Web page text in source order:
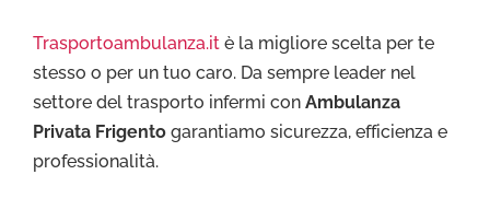
Trasportoambulanza.it è la migliore scelta per te
stesso o per un tuo caro. Da sempre leader nel
settore del trasporto infermi con Ambulanza
Privata Frigento garantiamo sicurezza, efficienza e
professionalità.